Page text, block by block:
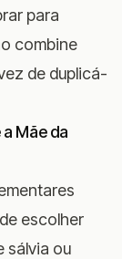
para
combine
de duplicá-
Mãe da
escolher
sálvia ou